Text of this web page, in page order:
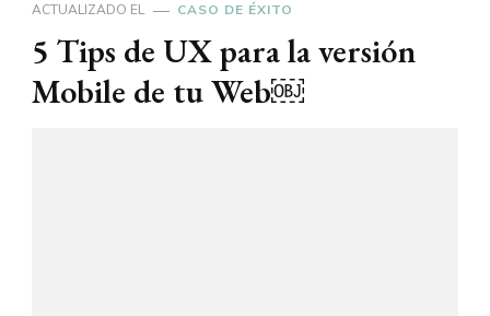
ACTUALIZADO EL CASO DE ÉXITO
5 Tips de UX para la versión
Mobile de tu Web￼